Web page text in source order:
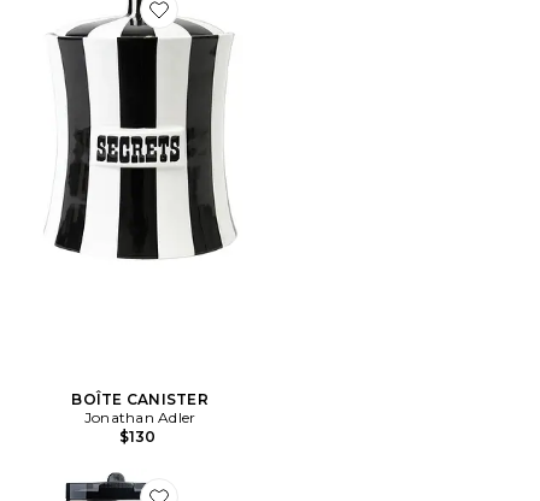
Favorite BOÎTE CANISTER
BOÎTE CANISTER
Jonathan Adler
$130